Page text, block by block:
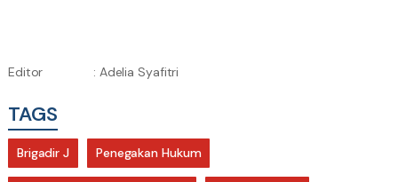
Editor : Adelia Syafitri
TAGS
Brigadir J Penegakan Hukum